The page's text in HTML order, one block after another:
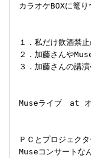
カラオケBOXに篭
１．私だけ飲酒禁止
２．加藤さんや
３．加藤さんの講演
Museライブ　at
ＰＣとプロジェクタ
Museコンサートな